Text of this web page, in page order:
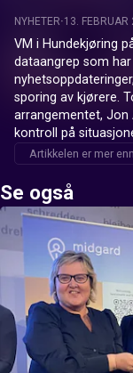
NYHETER 13. FEBRUAR
VM i Hundekjøring
dataangrep som
sporing av kjørere.
arrangementet, Jon
kontroll på
Artikkelen er mer
Se også